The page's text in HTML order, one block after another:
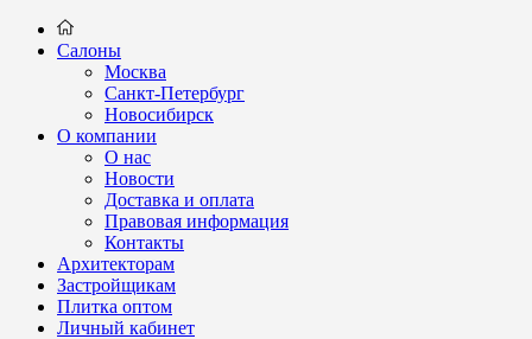
Салоны
Москва
Санкт-Петербург
Новосибирск
О компании
О нас
Новости
Доставка и оплата
Правовая информация
Контакты
Архитекторам
Застройщикам
Плитка оптом
Личный кабинет